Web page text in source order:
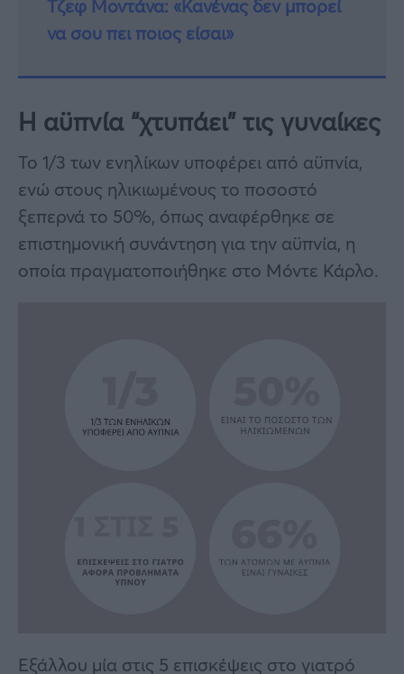
Τζεφ Μοντάνα: «Κανένας δεν μπορεί
να σου πει ποιος είσαι»
Η αϋπνία “χτυπάει” τις γυναίκες
Το 1/3 των ενηλίκων υποφέρει από αϋπνία,
ενώ στους ηλικιωμένους το ποσοστό
ξεπερνά το 50%, όπως αναφέρθηκε σε
επιστημονική συνάντηση για την αϋπνία, η
οποία πραγματοποιήθηκε στο Μόντε Κάρλο.
Εξάλλου μία στις 5 επισκέψεις στο γιατρό